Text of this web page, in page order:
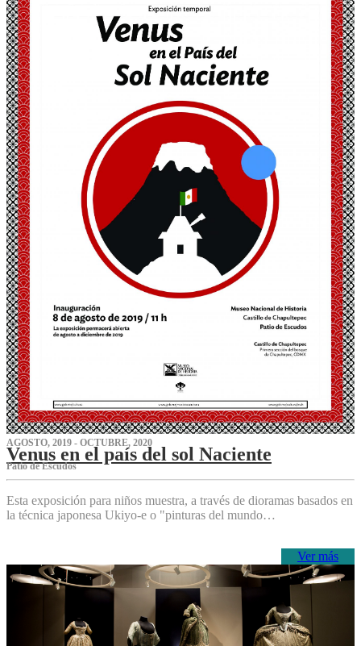
AGOSTO, 2019 - OCTUBRE, 2020
Venus en el país del sol Naciente
P‌atio de Escudos
Esta exposición para niños muestra, a través de dioramas basados en
la técnica japonesa Ukiyo-e o "pinturas del mundo…
Ver más